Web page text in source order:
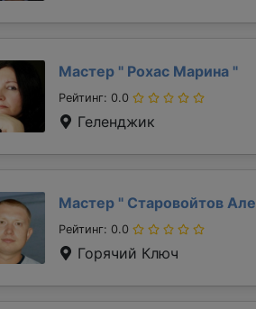
Мастер " Рохас Марина "
Рейтинг: 0.0
Геленджик
Мастер " Старовойтов
Рейтинг: 0.0
Горячий Ключ